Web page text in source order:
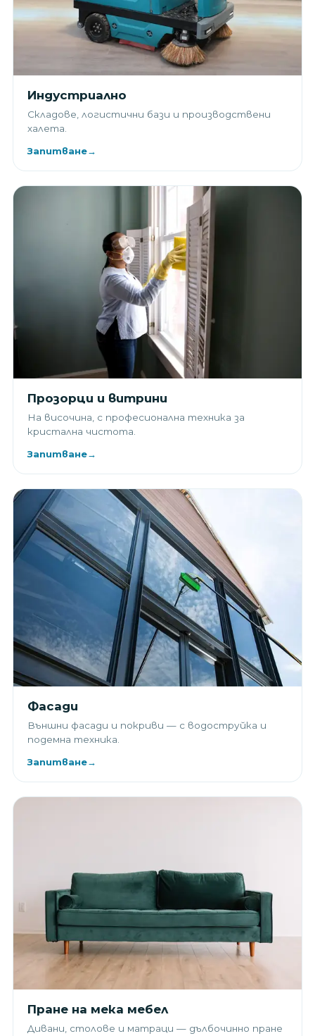
Индустриално
Складове, логистични бази и производствени
халета.
Запитване→
Прозорци и витрини
На височина, с професионална техника за
кристална чистота.
Запитване→
Фасади
Външни фасади и покриви — с водоструйка и
подемна техника.
Запитване→
Пране на мека мебел
Дивани, столове и матраци — дълбочинно пране